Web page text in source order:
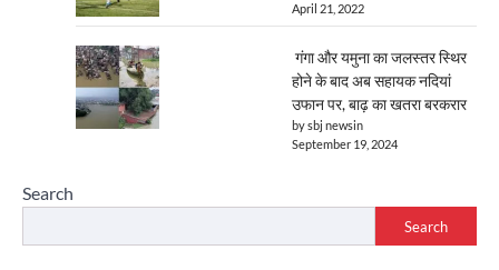
April 21, 2022
गंगा और यमुना का जलस्तर स्थिर
होने के बाद अब सहायक नदियां
उफान पर, बाढ़ का खतरा बरकरार
by sbj newsin
September 19, 2024
Search
Search